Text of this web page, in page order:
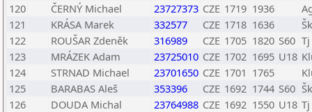
120
ČERNÝ Michael 23727373 CZE 1719 1936
121
KRÁSA Marek 332577 CZE 1718 1636
122
ROUŠAR Zdeněk 316989 CZE 1705 1820 S60
123
MRÁZEK Adam 23725010 CZE 1702 1695 U18
124
STRNAD Michael 23701650 CZE 1701 1765
125
BARABAS Aleš 353396 CZE 1692 1744 S60
126
DOUDA Michal 23764988 CZE 1692 1550 U18